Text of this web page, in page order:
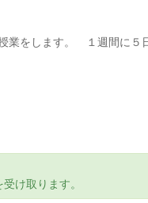
授業をします。 １週間に
け取ります。